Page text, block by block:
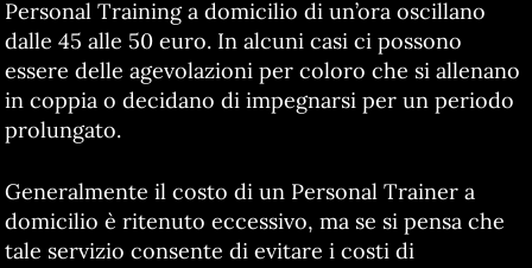
Personal Training a domicilio di un’ora oscillano
dalle 45 alle 50 euro. In alcuni casi ci possono
essere delle agevolazioni per coloro che si allenano
in coppia o decidano di impegnarsi per un periodo
prolungato.
Generalmente il costo di un Personal Trainer a
domicilio è ritenuto eccessivo, ma se si pensa che
tale servizio consente di evitare i costi di